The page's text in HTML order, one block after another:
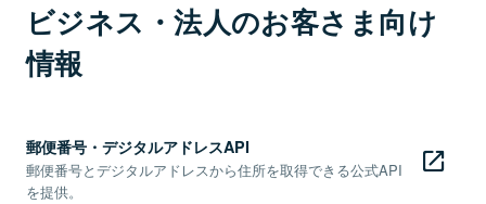
ビジネス・法人のお客さま向け
情報
郵便番号・デジタルアドレスAPI
郵便番号とデジタルアドレスから住所を取得できる公式API
を提供。